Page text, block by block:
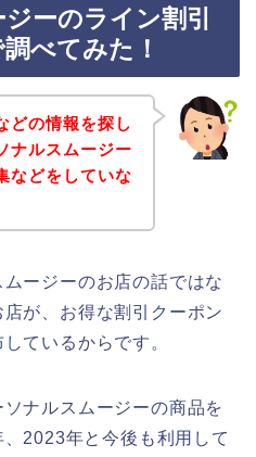
ーのライン割引
べてみた！
どの情報を探し
ナルスムージー
などをしていな
ージーのお店の話ではな
が、お得な割引クーポン
ているからです。
ナルスムージーの商品を
2023年と今後も利用して